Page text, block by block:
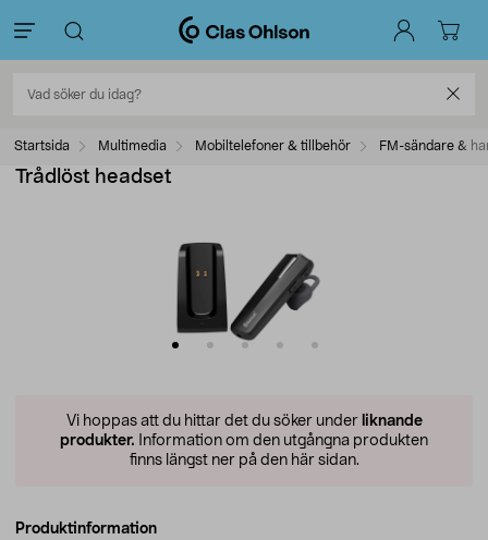
Startsida Multimedia Mobiltelefoner & tillbehör FM-sändare &
Trådlöst headset
Vi hoppas att du hittar det du söker under liknande
produkter. Information om den utgångna produkten
finns längst ner på den här sidan.
Produktinformation